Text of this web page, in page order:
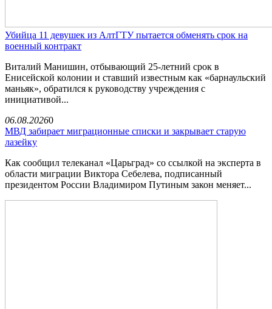
Убийца 11 девушек из АлтГТУ пытается обменять срок на
военный контракт
Виталий Манишин, отбывающий 25-летний срок в
Енисейской колонии и ставший известным как «барнаульский
маньяк», обратился к руководству учреждения с
инициативой...
06.08.20260
МВД забирает миграционные списки и закрывает старую
лазейку
Как сообщил телеканал «Царьград» со ссылкой на эксперта в
области миграции Виктора Себелева, подписанный
президентом России Владимиром Путиным закон меняет...